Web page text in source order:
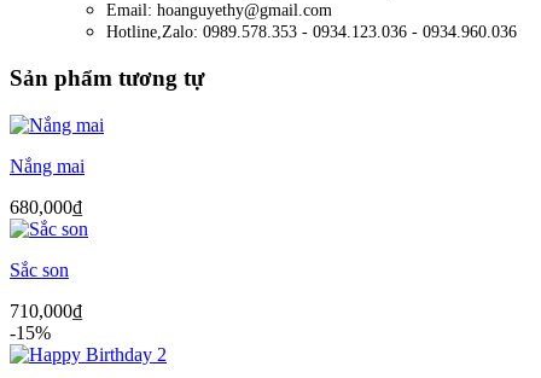
Email: hoanguyethy@gmail.com
Hotline,Zalo: 0989.578.353 - 0934.123.036 - 0934.960.036
Sản phẩm tương tự
Nắng mai
680,000₫
Sắc son
710,000₫
-15%